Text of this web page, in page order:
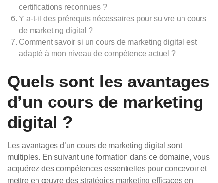
certifications reconnues ?
Y a-t-il des prérequis nécessaires pour suivre un cours
de marketing digital ?
Comment savoir si un cours de marketing digital est
adapté à mon niveau de compétence actuel ?
Quels sont les avantages
d’un cours de marketing
digital ?
Les avantages d’un cours de marketing digital sont
multiples. En suivant une formation dans ce domaine, vous
acquérez des compétences essentielles pour concevoir et
mettre en œuvre des stratégies marketing efficaces en